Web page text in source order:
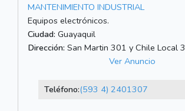
MANTENIMIENTO INDUSTRIAL
Equipos electrónicos.
Ciudad: Guayaquil
Dirección: San Martin 301 y Chile Local 3
Ver Anuncio
Teléfono:(593 4) 2401307